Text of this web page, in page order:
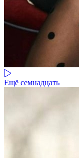
Ещё семнадцать